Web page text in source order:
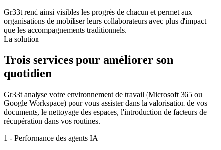
Gr33t rend ainsi visibles les progrès de chacun et permet aux
organisations de mobiliser leurs collaborateurs avec plus d'impact
que les accompagnements traditionnels.
La solution
Trois services pour améliorer son
quotidien
Gr33t analyse votre environnement de travail (Microsoft 365 ou
Google Workspace) pour vous assister dans la valorisation de vos
documents, le nettoyage des espaces, l'introduction de facteurs de
récupération dans vos routines.
1 - Performance des agents IA